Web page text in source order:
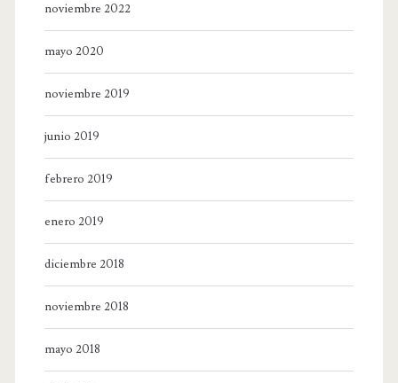
noviembre 2022
mayo 2020
noviembre 2019
junio 2019
febrero 2019
enero 2019
diciembre 2018
noviembre 2018
mayo 2018